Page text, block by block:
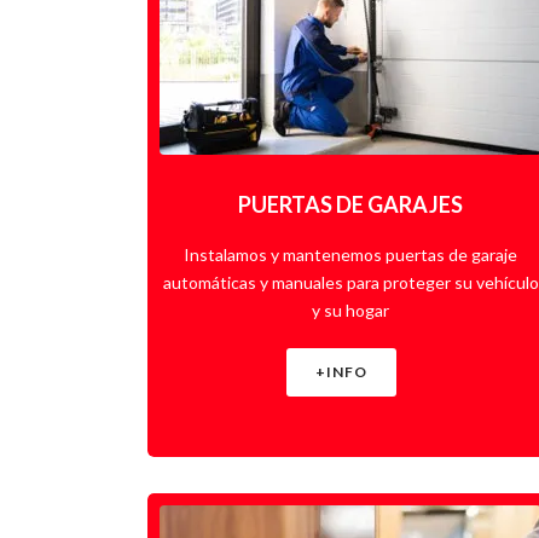
PUERTAS DE GARAJES
Instalamos y mantenemos puertas de garaje
automáticas y manuales para proteger su vehículo
y su hogar
+INFO